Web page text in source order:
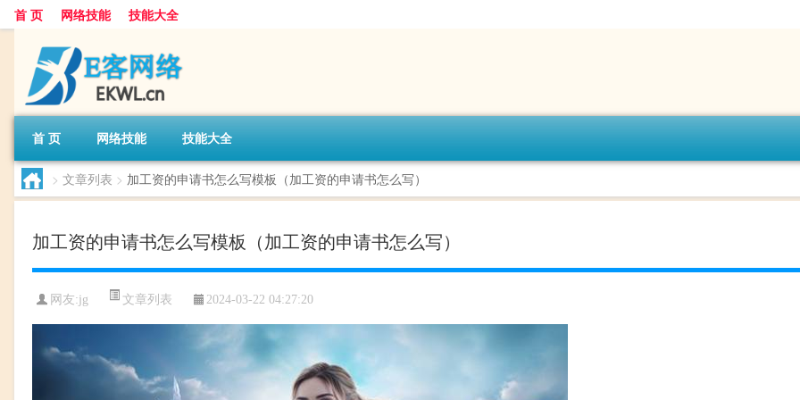
首 页 网络技能 技能大全
首 页 网络技能 技能大全
> 文章列表 > 加工资的申请书怎么写模板（加工资的申请书怎么写）
加工资的申请书怎么写模板（加工资的申请书怎么写）
网友:jg 文章列表 2024-03-22 04:27:20